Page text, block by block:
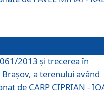
2013 şi trecerea în
a terenului având
de CARP CIPRIAN -